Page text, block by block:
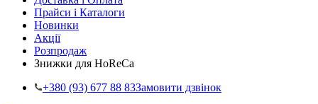
Прайси і Каталоги
Новинки
Акції
Розпродаж
Знижки для HoReCa
+38‎0 (93) 677 88 83Замовити дзвінок